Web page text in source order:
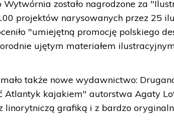
zostało nagrodzone za
projektów narysowanych przez 25
"umiejętną promocję polskiego
ujętym materiałem
także nowe wydawnictwo:
Atlantyk kajakiem" autorstwa Agaty
linorytniczą grafiką i z bardzo